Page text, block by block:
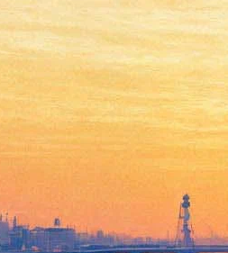
начал
для печати
готовы, а первые два